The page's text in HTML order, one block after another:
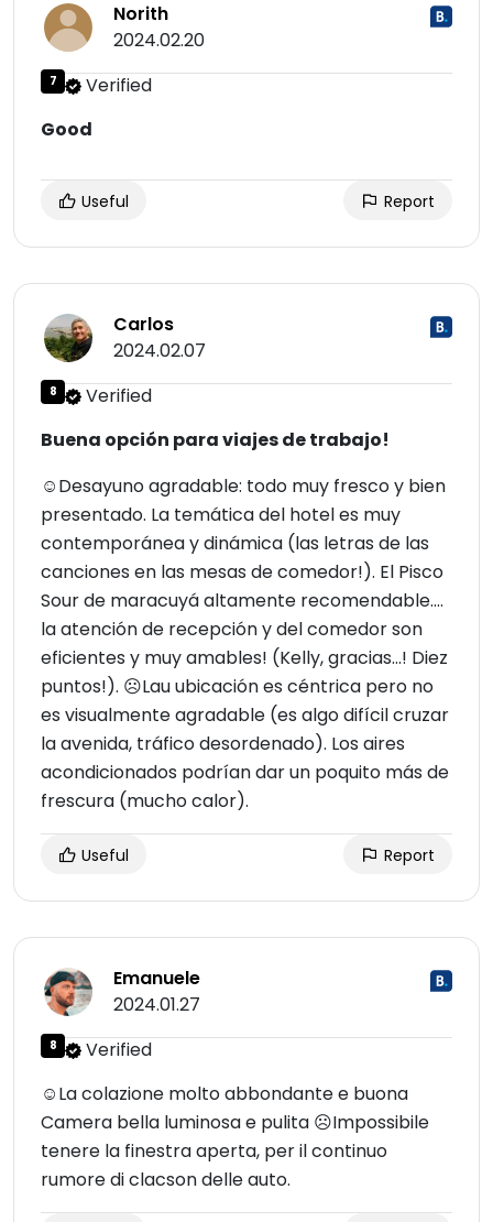
Norith
2024.02.20
7
Verified
Good
Useful Report
Carlos
2024.02.07
8
Verified
Buena opción para viajes de trabajo!
☺Desayuno agradable: todo muy fresco y bien
presentado. La temática del hotel es muy
contemporánea y dinámica (las letras de las
canciones en las mesas de comedor!). El Pisco
Sour de maracuyá altamente recomendable....
la atención de recepción y del comedor son
eficientes y muy amables! (Kelly, gracias...! Diez
puntos!). ☹Lau ubicación es céntrica pero no
es visualmente agradable (es algo difícil cruzar
la avenida, tráfico desordenado). Los aires
acondicionados podrían dar un poquito más de
frescura (mucho calor).
Useful Report
Emanuele
2024.01.27
8
Verified
☺La colazione molto abbondante e buona
Camera bella luminosa e pulita ☹Impossibile
tenere la finestra aperta, per il continuo
rumore di clacson delle auto.